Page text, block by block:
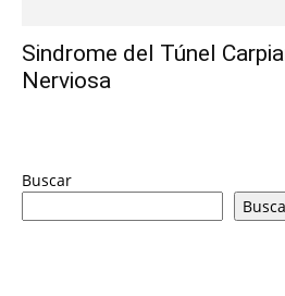
Sindrome del Túnel
Nerviosa
Buscar